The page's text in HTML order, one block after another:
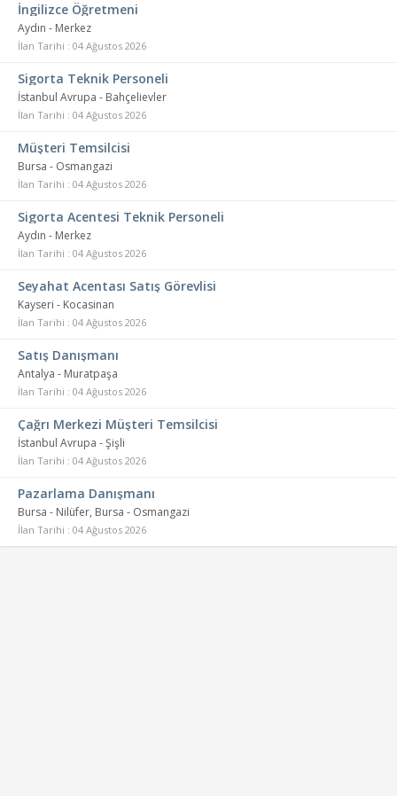
İngilizce Öğretmeni
Aydın - Merkez
İlan Tarihi : 04 Ağustos 2026
Sigorta Teknik Personeli
İstanbul Avrupa - Bahçelievler
İlan Tarihi : 04 Ağustos 2026
Müşteri Temsilcisi
Bursa - Osmangazi
İlan Tarihi : 04 Ağustos 2026
Sigorta Acentesi Teknik Personeli
Aydın - Merkez
İlan Tarihi : 04 Ağustos 2026
Seyahat Acentası Satış Görevlisi
Kayseri - Kocasinan
İlan Tarihi : 04 Ağustos 2026
Satış Danışmanı
Antalya - Muratpaşa
İlan Tarihi : 04 Ağustos 2026
Çağrı Merkezi Müşteri Temsilcisi
İstanbul Avrupa - Şişli
İlan Tarihi : 04 Ağustos 2026
Pazarlama Danışmanı
Bursa - Nilüfer, Bursa - Osmangazi
İlan Tarihi : 04 Ağustos 2026